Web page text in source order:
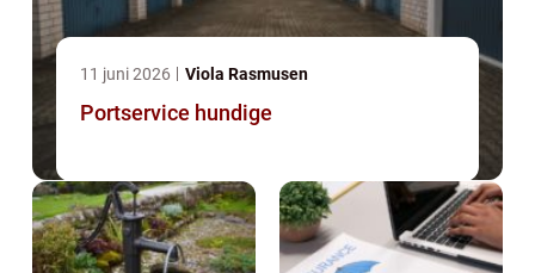
11 juni 2026 Viola Rasmusen
Portservice hundige